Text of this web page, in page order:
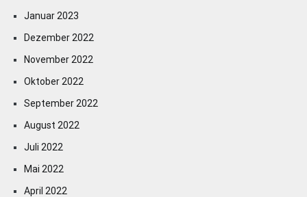
Januar 2023
Dezember 2022
November 2022
Oktober 2022
September 2022
August 2022
Juli 2022
Mai 2022
April 2022